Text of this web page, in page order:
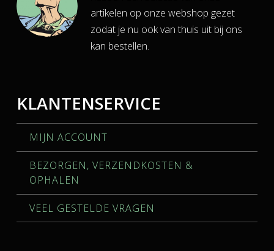
artikelen op onze webshop gezet
zodat je nu ook van thuis uit bij ons
kan bestellen.
KLANTENSERVICE
MIJN ACCOUNT
BEZORGEN, VERZENDKOSTEN &
OPHALEN
VEEL GESTELDE VRAGEN